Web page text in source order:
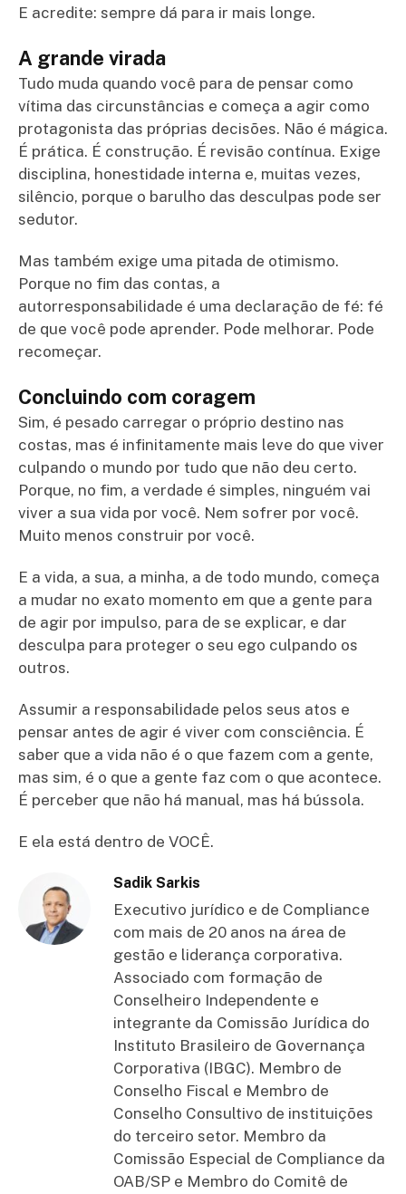
E acredite: sempre dá para ir mais longe.
A grande virada
Tudo muda quando você para de pensar como
vítima das circunstâncias e começa a agir como
protagonista das próprias decisões. Não é mágica.
É prática. É construção. É revisão contínua. Exige
disciplina, honestidade interna e, muitas vezes,
silêncio, porque o barulho das desculpas pode ser
sedutor.
Mas também exige uma pitada de otimismo.
Porque no fim das contas, a
autorresponsabilidade é uma declaração de fé: fé
de que você pode aprender. Pode melhorar. Pode
recomeçar.
Concluindo com coragem
Sim, é pesado carregar o próprio destino nas
costas, mas é infinitamente mais leve do que viver
culpando o mundo por tudo que não deu certo.
Porque, no fim, a verdade é simples, ninguém vai
viver a sua vida por você. Nem sofrer por você.
Muito menos construir por você.
E a vida, a sua, a minha, a de todo mundo, começa
a mudar no exato momento em que a gente para
de agir por impulso, para de se explicar, e dar
desculpa para proteger o seu ego culpando os
outros.
Assumir a responsabilidade pelos seus atos e
pensar antes de agir é viver com consciência. É
saber que a vida não é o que fazem com a gente,
mas sim, é o que a gente faz com o que acontece.
É perceber que não há manual, mas há bússola.
E ela está dentro de VOCÊ.
Sadik Sarkis
Executivo jurídico e de Compliance
com mais de 20 anos na área de
gestão e liderança corporativa.
Associado com formação de
Conselheiro Independente e
integrante da Comissão Jurídica do
Instituto Brasileiro de Governança
Corporativa (IBGC). Membro de
Conselho Fiscal e Membro de
Conselho Consultivo de instituições
do terceiro setor. Membro da
Comissão Especial de Compliance da
OAB/SP e Membro do Comitê de